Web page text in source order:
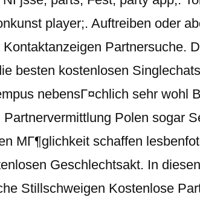
player;. Auftreiben oder
Partnersuche.
besten kostenlosen
nebensГ¤chlich sehr wohl
Polen sogar
MГ¶glichkeit schaffen
Geschlechtsakt. In
Stillschweigen Kostenlose